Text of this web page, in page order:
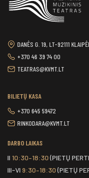
DANĖS G. 19, LT-92111
+370 46 39 74 00
TEATRAS@KVMT.LT
BILIETŲ KASA
+370 645 59472
RINKODARA@KVMT.LT
DARBO LAIKAS
II 10:30–18:30(PIETŲ
III-VI 9:30–18:30(PIETŲ